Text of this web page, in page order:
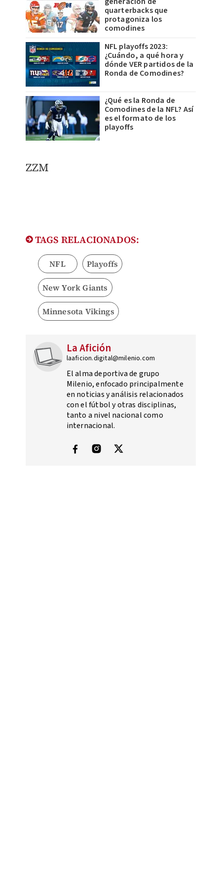
quarterbacks que
protagoniza los
comodines
NFL playoffs 2023:
¿Cuándo, a qué hora y
dónde VER partidos de la
Ronda de Comodines?
¿Qué es la Ronda de
Comodines de la NFL? Así
es el formato de los
playoffs
ZZM
TAGS RELACIONADOS:
NFL Playoffs
New York Giants
Minnesota Vikings
La Afición
laaficion.digital@milenio.com
El alma deportiva de grupo
Milenio, enfocado principalmente
en noticias y análisis relacionados
con el fútbol y otras disciplinas,
tanto a nivel nacional como
internacional.